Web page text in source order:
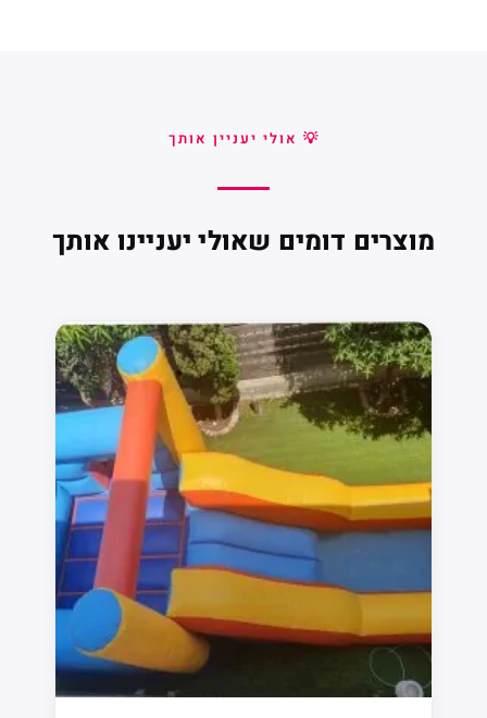
💡 אולי יעניין אותך
מוצרים דומים שאולי יעניינו אותך